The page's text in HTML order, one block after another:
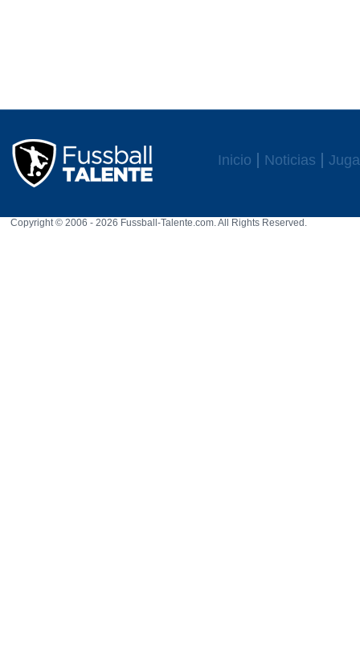
Inicio Noticias
Copyright © 2006 - 2026 Fussball-Talente.com. All Rights Reserved.